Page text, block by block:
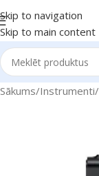
Skip to navigation
Skip to main content
Sākums/Instrumenti/